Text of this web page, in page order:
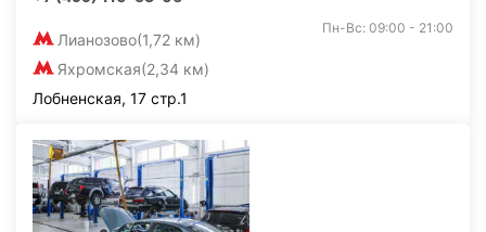
Лианозово(1,72 км)
Яхромская(2,34 км)
Пн-Вс: 09:00 - 21:00
Лобненская, 17 стр.1